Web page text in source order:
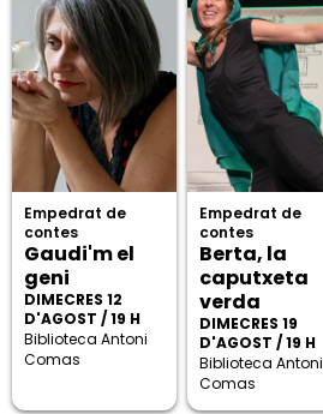
Empedrat de
contes
Gaudi'm el
geni
DIMECRES 12
D'AGOST / 19 H
Biblioteca Antoni
Comas
Empedrat de
contes
Berta, la
caputxeta
verda
DIMECRES 19
D'AGOST / 19 H
Biblioteca Antoni
Comas